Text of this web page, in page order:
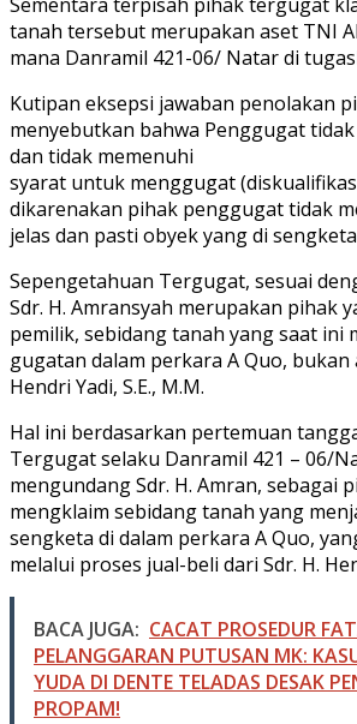
tanah tersebut merupakan aset TNI
mana Danramil 421-06/ Natar di
Kutipan eksepsi jawaban penolakan
menyebutkan bahwa Penggugat
dan tidak memenuhi
syarat untuk menggugat
dikarenakan pihak penggugat tidak
jelas dan pasti obyek yang di
Sepengetahuan Tergugat, sesuai
Sdr. H. Amransyah merupakan pihak
pemilik, sebidang tanah yang saat ini
gugatan dalam perkara A Quo, bukan
Hendri Yadi, S.E., M.M.
Hal ini berdasarkan pertemuan
Tergugat selaku Danramil 421 – 06/
mengundang Sdr. H. Amran, sebagai
mengklaim sebidang tanah yang
sengketa di dalam perkara A Quo,
melalui proses jual-beli dari Sdr. H.
BACA JUGA: CACAT PROSEDUR
PELANGGARAN PUTUSAN MK:
YUDA DI DENTE TELADAS DESAK
PROPAM!